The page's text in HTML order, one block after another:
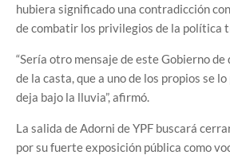
hubiera significado una contradicción
de combatir los privilegios de la política
“Sería otro mensaje de este Gobierno
de la casta, que a uno de los propios se
deja bajo la lluvia”, afirmó.
La salida de Adorni de YPF buscará
por su fuerte exposición pública como